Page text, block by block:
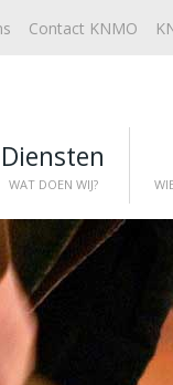
Contact KNMO
Diensten
WAT DOEN WIJ?